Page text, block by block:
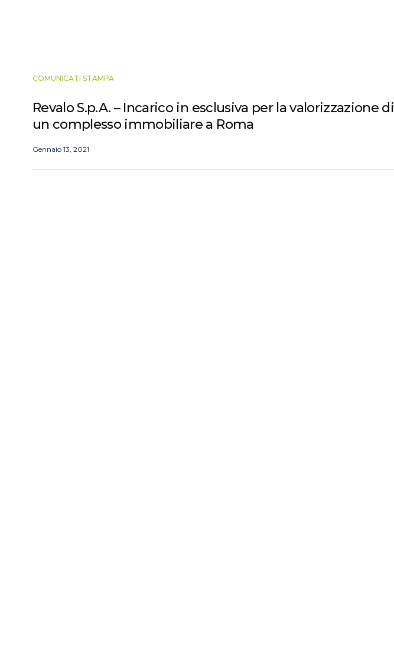
COMUNICATI STAMPA
Revalo S.p.A. – Incarico in esclusiva per la valorizzazione di
un complesso immobiliare a Roma
Gennaio 13, 2021